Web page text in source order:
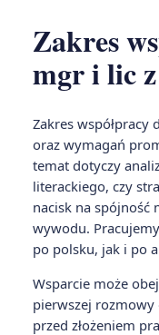
Zakres
mgr i lic
Zakres współpracy
oraz wymagań
temat dotyczy
literackiego, czy
nacisk na spójność
wywodu.
po polsku, jak i po
Wsparcie może
pierwszej
przed złożeniem